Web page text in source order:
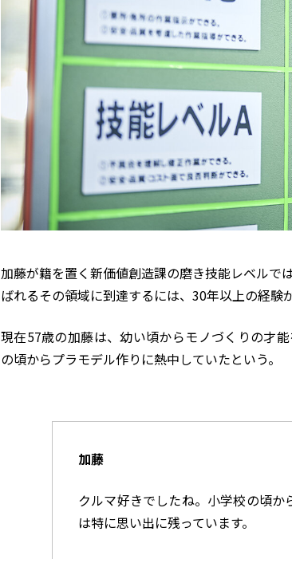
加藤が籍を置く新価値創造課の磨き技能レベル
ばれるその領域に到達するには、30年以上の経験
現在57歳の加藤は、幼い頃からモノづくりの才
の頃からプラモデル作りに熱中していたという。
加藤
クルマ好きでしたね。小学校の頃
は特に思い出に残っています。